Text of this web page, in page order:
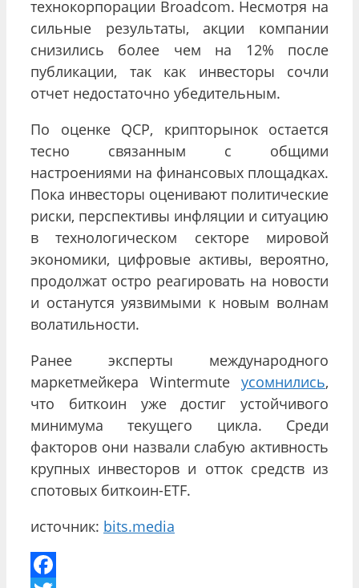
технокорпорации Broadcom. Несмотря на
сильные результаты, акции компании
снизились более чем на 12% после
публикации, так как инвесторы сочли
отчет недостаточно убедительным.
По оценке QCP, крипторынок остается
тесно связанным с общими
настроениями на финансовых площадках.
Пока инвесторы оценивают политические
риски, перспективы инфляции и ситуацию
в технологическом секторе мировой
экономики, цифровые активы, вероятно,
продолжат остро реагировать на новости
и останутся уязвимыми к новым волнам
волатильности.
Ранее эксперты международного
маркетмейкера Wintermute усомнились,
что биткоин уже достиг устойчивого
минимума текущего цикла. Среди
факторов они назвали слабую активность
крупных инвесторов и отток средств из
спотовых биткоин-ETF.
источник: bits.media